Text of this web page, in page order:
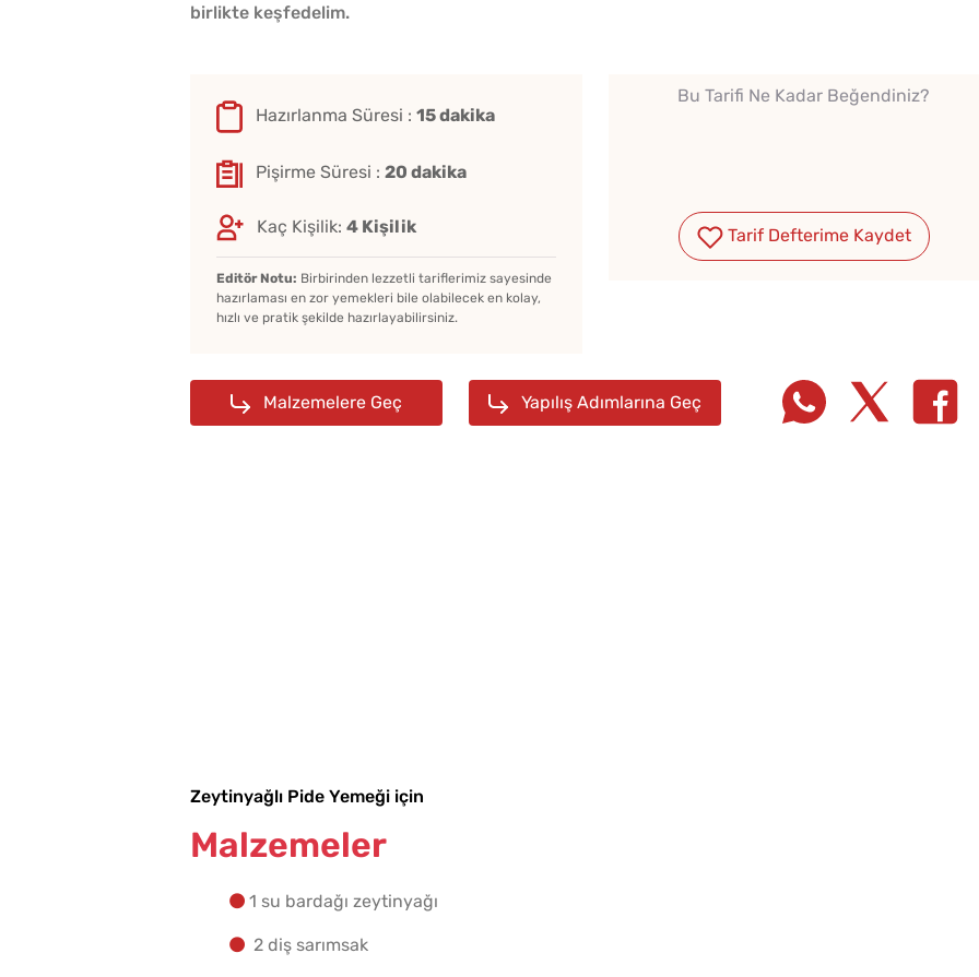
birlikte keşfedelim.
Hazırlanma Süresi : 15 dakika
Pişirme Süresi : 20 dakika
Kaç Kişilik: 4 Kişilik
Editör Notu: Birbirinden lezzetli tariflerimiz sayesinde
hazırlaması en zor yemekleri bile olabilecek en kolay,
hızlı ve pratik şekilde hazırlayabilirsiniz.
Bu Tarifi Ne Kadar Beğendiniz?
Tarif Defterime Kaydet
Malzemelere Geç Yapılış Adımlarına Geç
Soğuk Çorbaya Hangi
10
Zeytinyağlı Pide Yemeği için
Malzemeler
1 su bardağı zeytinyağı
2 diş sarımsak